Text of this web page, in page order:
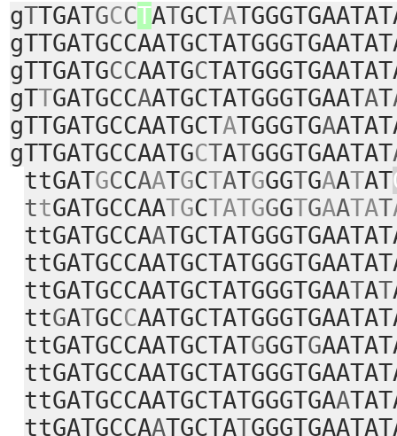
gTTGATGCCTATGCTA
gTTGATGCCAATGC
gTTGATGCCAATGCTATGGGTGAATAT
gTTGATGCCAATGCTATGGGTGA
gTTGATGCCAATGCTATGGGTGAATAT
ttGATGCCAATGCTATGGGTGAATAT
ttGATGCCAATGCTATGGGTGAATAT
ttGATGCCAA
ttGATGCCAATGCTATGGGTGAATAT
ttGATGCC
ttGATGCCAATGCTATGGGTG
ttGATGCCAATGCTATGGGTGAA
ttGATGCCAATGCTAT